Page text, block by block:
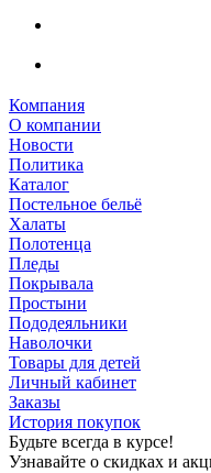
Компания
О компании
Новости
Политика
Каталог
Постельное бельё
Халаты
Полотенца
Пледы
Покрывала
Простыни
Пододеяльники
Наволочки
Товары для детей
Личный кабинет
Заказы
История покупок
Будьте всегда в курсе!
Узнавайте о скидках и